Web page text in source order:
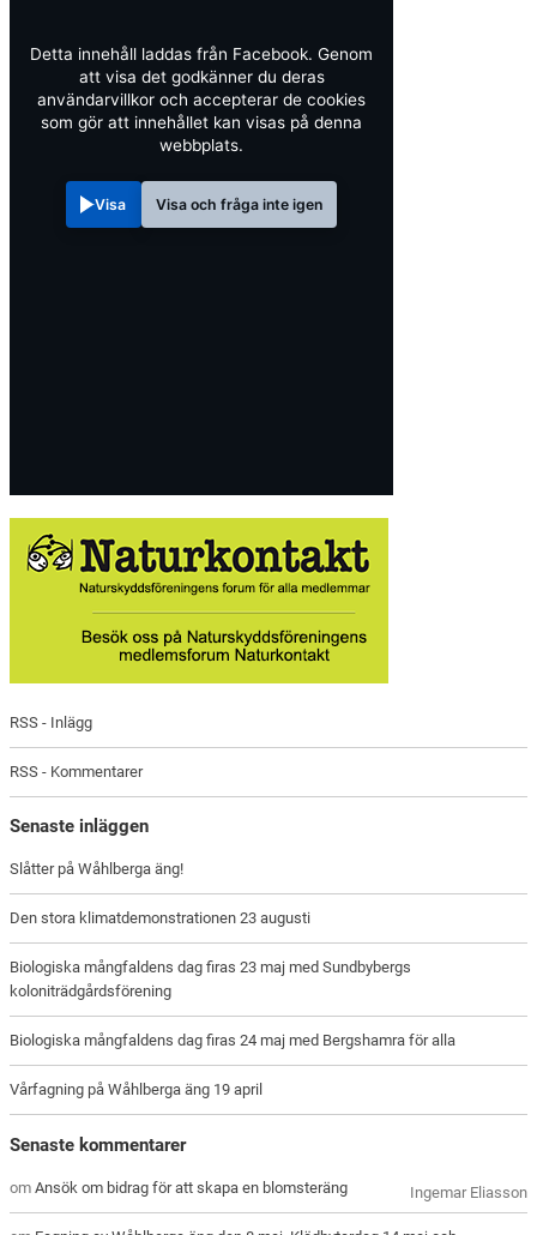
Detta innehåll laddas från Facebook. Genom
att visa det godkänner du deras
användarvillkor och accepterar de cookies
som gör att innehållet kan visas på denna
webbplats.
Visa Visa och fråga inte igen
RSS - Inlägg
RSS - Kommentarer
Senaste inläggen
Slåtter på Wåhlberga äng!
Den stora klimatdemonstrationen 23 augusti
Biologiska mångfaldens dag firas 23 maj med Sundbybergs
koloniträdgårdsförening
Biologiska mångfaldens dag firas 24 maj med Bergshamra för alla
Vårfagning på Wåhlberga äng 19 april
Senaste kommentarer
Ingemar Eliasson
omAnsök om bidrag för att skapa en blomsteräng